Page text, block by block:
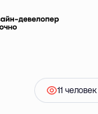
5 720 000 ₽
11 человек